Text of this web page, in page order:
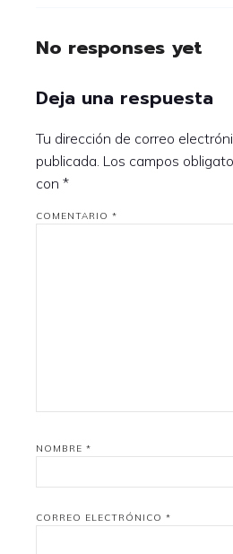
No responses yet
Deja una respuesta
Tu dirección de correo
publicada. Los campos
con *
COMENTARIO *
NOMBRE *
CORREO ELECTRÓNICO *